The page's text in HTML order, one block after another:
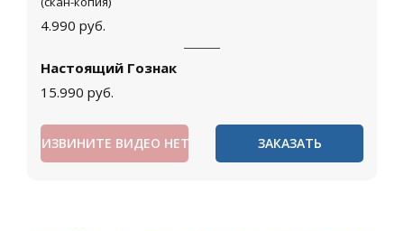
4.990 руб.
Настоящий Гознак
15.990 руб.
ИЗВИНИТЕ ВИДЕО НЕТ ЗАКАЗАТЬ